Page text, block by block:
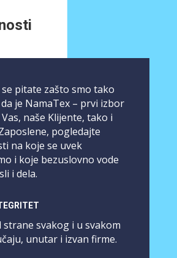
pitate zašto smo tako
je NamaTex – prvi izbor
naše Klijente, tako i
pogledajte
na koje se uvek
i koje bezuslovno vode
i dela.
strane svakog i u svakom
unutar i izvan firme.